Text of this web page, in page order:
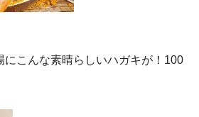
にこんな素晴らしいハガキが！100